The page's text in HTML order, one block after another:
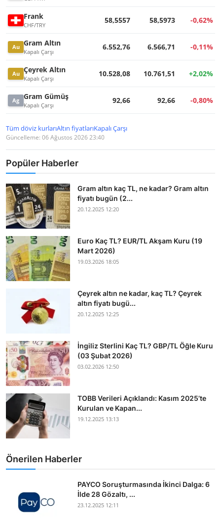
Frank
CHF/TRY
58,5557 58,5973 -0,62%
Au Gram Altın
Kapalı Çarşı
6.552,76 6.566,71 -0,11%
Au Çeyrek Altın
Kapalı Çarşı
10.528,08 10.761,51 +2,02%
Ag Gram Gümüş
Kapalı Çarşı
92,66 92,66 -0,80%
Tüm döviz kurlarıAltın fiyatlarıKapalı Çarşı
Güncelleme: 06 Ağustos 2026 23:40
Popüler Haberler
Gram altın kaç TL, ne kadar? Gram altın
fiyatı bugün (2...
20.12.2025 12:20
Euro Kaç TL? EUR/TL Akşam Kuru (19
Mart 2026)
19.03.2026 18:05
Çeyrek altın ne kadar, kaç TL? Çeyrek
altın fiyatı bugü...
20.12.2025 12:25
İngiliz Sterlini Kaç TL? GBP/TL Öğle Kuru
(03 Şubat 2026)
03.02.2026 12:50
TOBB Verileri Açıklandı: Kasım 2025’te
Kurulan ve Kapan...
19.12.2025 13:13
Önerilen Haberler
PAYCO Soruşturmasında İkinci Dalga: 6
İlde 28 Gözaltı, ...
23.12.2025 12:11